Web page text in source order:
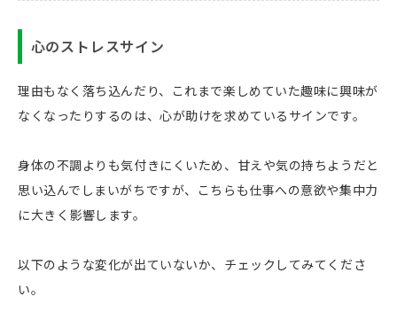
心のストレスサイン
理由もなく落ち込んだり、これまで楽しめていた趣味に興味が
なくなったりするのは、心が助けを求めているサインです。
身体の不調よりも気付きにくいため、甘えや気の持ちようだと
思い込んでしまいがちですが、こちらも仕事への意欲や集中力
に大きく影響します。
以下のような変化が出ていないか、チェックしてみてくださ
い。